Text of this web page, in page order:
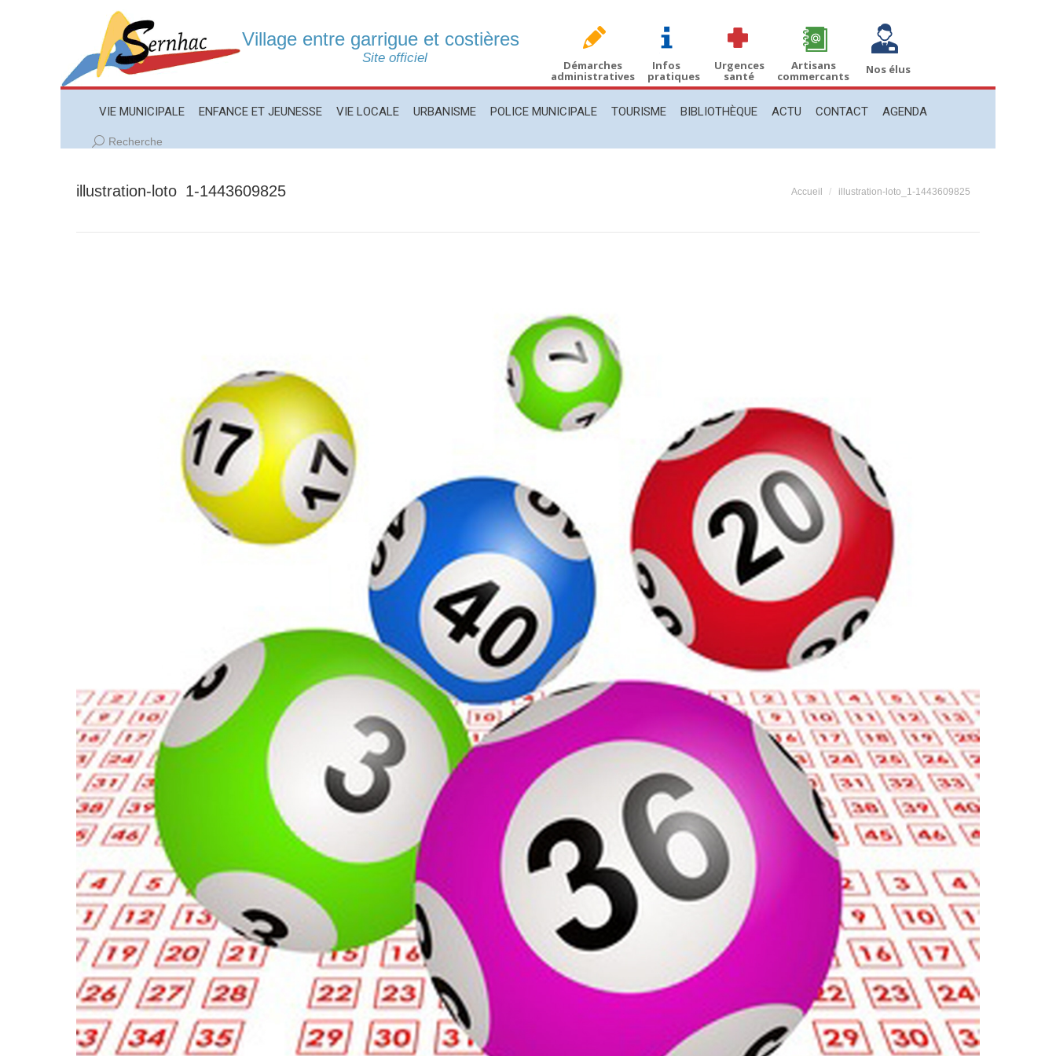
Village entre garrigue et costières
Site officiel Démarches
administratives
Infos
pratiques
Urgences
santé
Artisans
commercants Nos élus
VIE MUNICIPALE ENFANCE ET JEUNESSE VIE LOCALE URBANISME POLICE MUNICIPALE TOURISME BIBLIOTHÈQUE ACTU CONTACT AGENDA
Recherche
Recherche
illustration-loto_1-1443609825 Vous êtes ici :
Accueil illustration-loto_1-1443609825
VIE MUNICIPALE ENFANCE ET JEUNESSE VIE LOCALE URBANISME POLICE MUNICIPALE TOURISME BIBLIOTHÈQUE CONTACT AGENDA